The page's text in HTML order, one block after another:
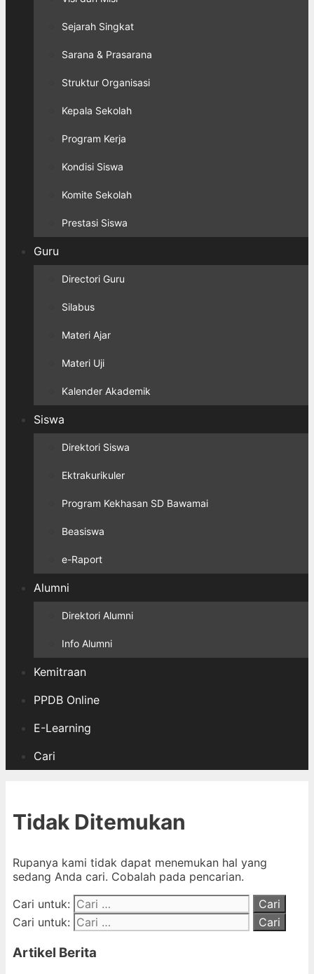
Sejarah Singkat
Sarana & Prasarana
Struktur Organisasi
Kepala Sekolah
Program Kerja
Kondisi Siswa
Komite Sekolah
Prestasi Siswa
Guru
Directori Guru
Silabus
Materi Ajar
Materi Uji
Kalender Akademik
Siswa
Direktori Siswa
Ektrakurikuler
Program Kekhasan SD Bawamai
Beasiswa
e-Raport
Alumni
Direktori Alumni
Info Alumni
Kemitraan
PPDB Online
E-Learning
Cari
Tidak Ditemukan
Rupanya kami tidak dapat menemukan hal yang
sedang Anda cari. Cobalah pada pencarian.
Cari untuk:
Cari untuk:
Artikel Berita